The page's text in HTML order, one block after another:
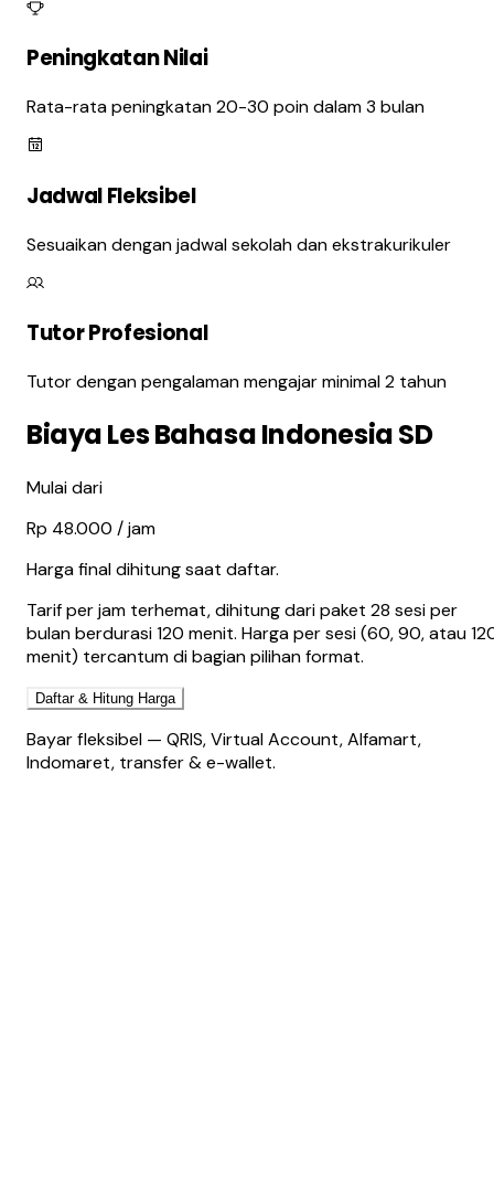
Peningkatan Nilai
Rata-rata peningkatan 20-30 poin dalam 3 bulan
Jadwal Fleksibel
Sesuaikan dengan jadwal sekolah dan ekstrakurikuler
Tutor Profesional
Tutor dengan pengalaman mengajar minimal 2 tahun
Biaya Les Bahasa Indonesia SD
Mulai dari
Rp 48.000 /jam
Harga final dihitung saat daftar.
Tarif per jam terhemat, dihitung dari paket 28 sesi per
bulan berdurasi 120 menit. Harga per sesi (60, 90, atau
menit) tercantum di bagian pilihan format.
Daftar & Hitung Harga
Bayar fleksibel — QRIS, Virtual Account, Alfamart,
Indomaret, transfer & e-wallet.